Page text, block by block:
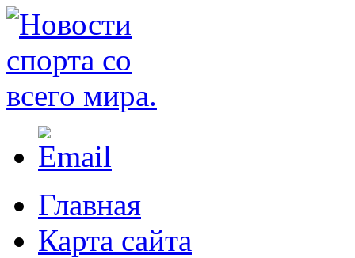
Главная
Карта сайта